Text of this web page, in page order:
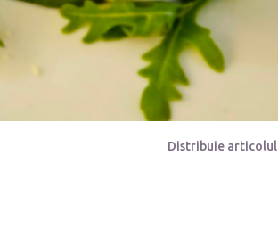
Distribuie articolul